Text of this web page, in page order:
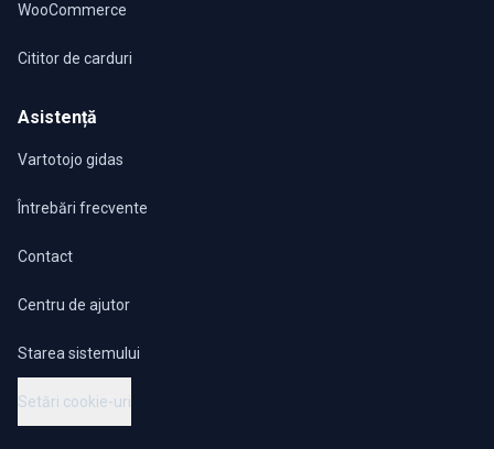
WooCommerce
Cititor de carduri
Asistență
Vartotojo gidas
Întrebări frecvente
Contact
Centru de ajutor
Starea sistemului
Setări cookie-uri